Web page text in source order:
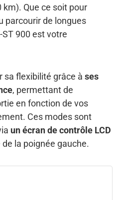
Que ce soit pour
parcourir de longues
900 est votre
sa flexibilité grâce à ses
, permettant de
en fonction de vos
Ces modes sont
un écran de contrôle LCD
la poignée gauche.